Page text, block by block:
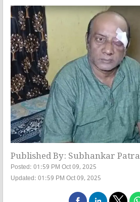
Published By: Subhankar Patra
Posted: 01:59 PM Oct 09, 2025
Updated: 01:59 PM Oct 09, 2025